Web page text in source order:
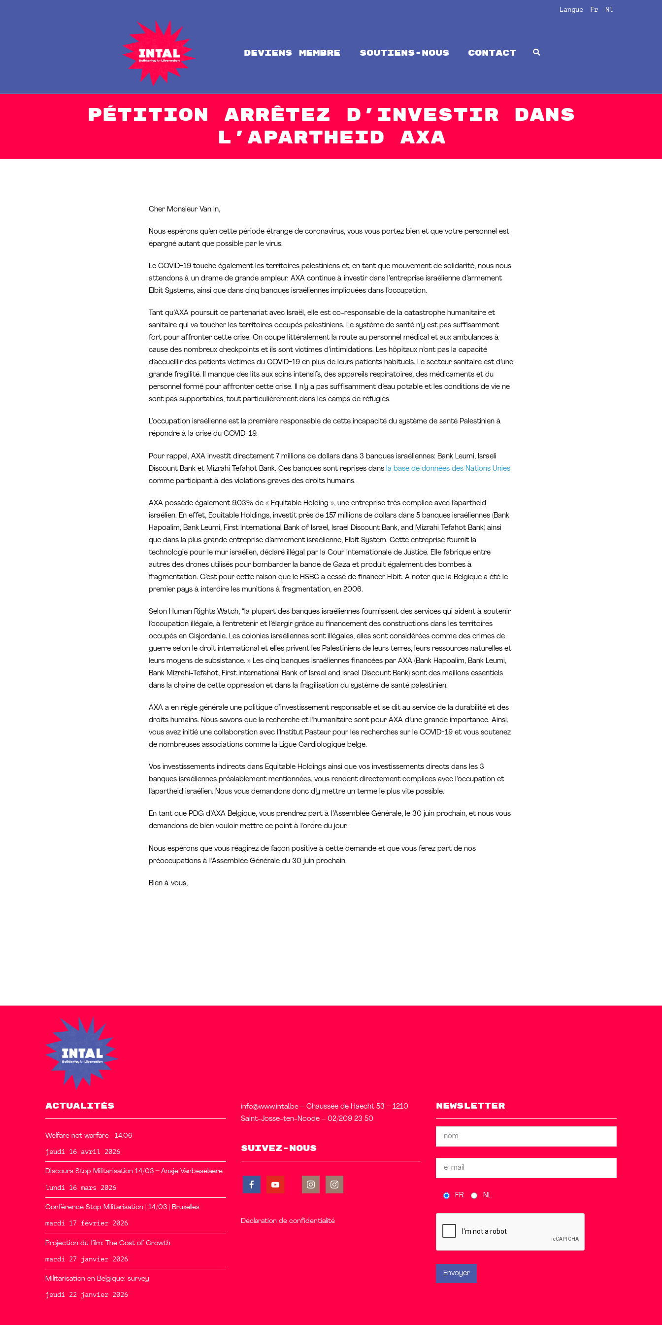
Langue Fr Nl
Deviens membre soutiens-nous CONTACT
Pétition Arrêtez d’investir dans
l’apartheid AXA
Cher Monsieur Van In,
Nous espérons qu’en cette période étrange de coronavirus, vous vous portez bien et que votre personnel est
épargné autant que possible par le virus.
Le COVID-19 touche également les territoires palestiniens et, en tant que mouvement de solidarité, nous nous
attendons à un drame de grande ampleur. AXA continue à investir dans l’entreprise israélienne d’armement
Elbit Systems, ainsi que dans cinq banques israéliennes impliquées dans l’occupation.
Tant qu’AXA poursuit ce partenariat avec Israël, elle est co-responsable de la catastrophe humanitaire et
sanitaire qui va toucher les territoires occupés palestiniens. Le système de santé n’y est pas suffisamment
fort pour affronter cette crise. On coupe littéralement la route au personnel médical et aux ambulances à
cause des nombreux checkpoints et ils sont victimes d’intimidations. Les hôpitaux n’ont pas la capacité
d’accueillir des patients victimes du COVID-19 en plus de leurs patients habituels. Le secteur sanitaire est d’une
grande fragilité. Il manque des lits aux soins intensifs, des appareils respiratoires, des médicaments et du
personnel formé pour affronter cette crise. Il n’y a pas suffisamment d’eau potable et les conditions de vie ne
sont pas supportables, tout particulièrement dans les camps de réfugiés.
L’occupation israélienne est la première responsable de cette incapacité du système de santé Palestinien à
répondre à la crise du COVID-19.
Pour rappel, AXA investit directement 7 millions de dollars dans 3 banques israéliennes: Bank Leumi, Israeli
Discount Bank et Mizrahi Tefahot Bank. Ces banques sont reprises dans la base de données des Nations Unies
comme participant à des violations graves des droits humains.
AXA possède également 9.03% de « Equitable Holding », une entreprise très complice avec l’apartheid
israélien. En effet, Equitable Holdings, investit près de 157 millions de dollars dans 5 banques israéliennes (Bank
Hapoalim, Bank Leumi, First International Bank of Israel, Israel Discount Bank, and Mizrahi Tefahot Bank) ainsi
que dans la plus grande entreprise d’armement israélienne, Elbit System. Cette entreprise fournit la
technologie pour le mur israélien, déclaré illégal par la Cour Internationale de Justice. Elle fabrique entre
autres des drones utilisés pour bombarder la bande de Gaza et produit également des bombes à
fragmentation. C’est pour cette raison que le HSBC a cessé de financer Elbit. A noter que la Belgique a été le
premier pays à interdire les munitions à fragmentation, en 2006.
Selon Human Rights Watch, “la plupart des banques israéliennes fournissent des services qui aident à soutenir
l’occupation illégale, à l’entretenir et l’élargir grâce au financement des constructions dans les territoires
occupés en Cisjordanie. Les colonies israéliennes sont illégales, elles sont considérées comme des crimes de
guerre selon le droit international et elles privent les Palestiniens de leurs terres, leurs ressources naturelles et
leurs moyens de subsistance. » Les cinq banques israéliennes financées par AXA (Bank Hapoalim, Bank Leumi,
Bank Mizrahi-Tefahot, First International Bank of Israel and Israel Discount Bank) sont des maillons essentiels
dans la chaîne de cette oppression et dans la fragilisation du système de santé palestinien.
AXA a en règle générale une politique d’investissement responsable et se dit au service de la durabilité et des
droits humains. Nous savons que la recherche et l’humanitaire sont pour AXA d’une grande importance. Ainsi,
vous avez initié une collaboration avec l’Institut Pasteur pour les recherches sur le COVID-19 et vous soutenez
de nombreuses associations comme la Ligue Cardiologique belge.
Vos investissements indirects dans Equitable Holdings ainsi que vos investissements directs dans les 3
banques israéliennes préalablement mentionnées, vous rendent directement complices avec l’occupation et
l’apartheid israélien. Nous vous demandons donc d’y mettre un terme le plus vite possible.
En tant que PDG d’AXA Belgique, vous prendrez part à l’Assemblée Générale, le 30 juin prochain, et nous vous
demandons de bien vouloir mettre ce point à l’ordre du jour.
Nous espérons que vous réagirez de façon positive à cette demande et que vous ferez part de nos
préoccupations à l’Assemblée Générale du 30 juin prochain.
Bien à vous,
ACTUALITÉS
Welfare not warfare– 14.06
jeudi 16 avril 2026
Discours Stop Militarisation 14/03 – Ansje Vanbeselaere
lundi 16 mars 2026
Conférence Stop Militarisation | 14/03 | Bruxelles
mardi 17 février 2026
Projection du film: The Cost of Growth
mardi 27 janvier 2026
Militarisation en Belgique: survey
jeudi 22 janvier 2026
info@www.intal.be– Chaussée de Haecht 53 – 1210
Saint-Josse-ten-Noode – 02/209 23 50
Suivez-nous
Déclaration de confidentialité
Newsletter
FR NL